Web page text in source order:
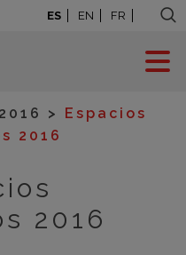
ES EN FR
>
Espacios
2016
2016